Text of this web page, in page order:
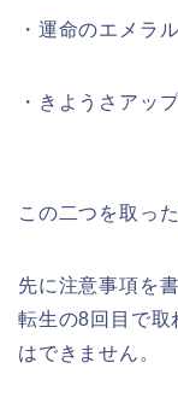
・運命のエメラ
・きようさアッ
この二つを取っ
先に注意事項を
転生の8回目で取
はできません。